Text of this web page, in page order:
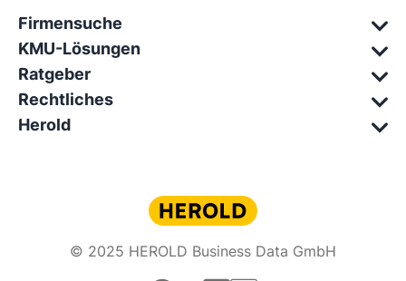
Firmensuche
KMU-Lösungen
Ratgeber
Rechtliches
Herold
© 2025 HEROLD Business Data GmbH